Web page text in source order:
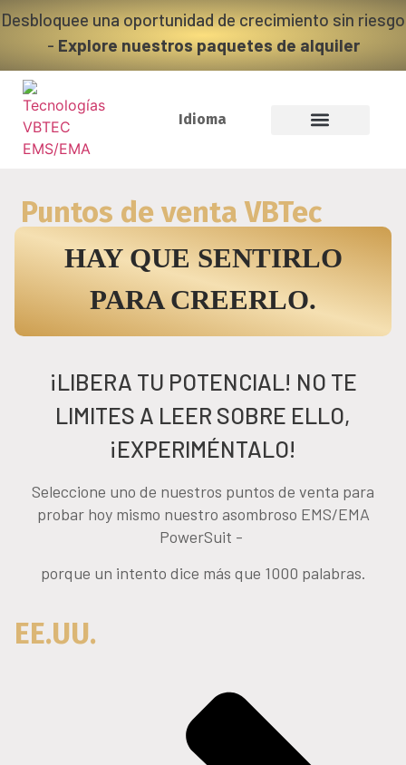
Desbloquee una oportunidad de crecimiento sin riesgo
- Explore nuestros paquetes de alquiler
Idioma
Puntos de venta VBTec
HAY QUE SENTIRLO
PARA CREERLO.
¡LIBERA TU POTENCIAL! NO TE
LIMITES A LEER SOBRE ELLO,
¡EXPERIMÉNTALO!
Seleccione uno de nuestros puntos de venta para
probar hoy mismo nuestro asombroso EMS/EMA
PowerSuit -
porque un intento dice más que 1000 palabras.
EE.UU.